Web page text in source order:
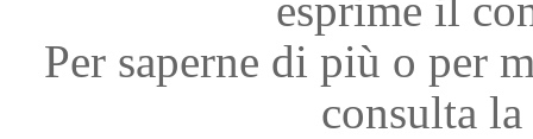
Per saperne di più o per
consulta